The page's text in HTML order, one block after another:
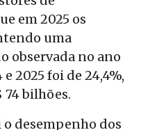
em 2025 os
uma
observada no ano
2025 foi de 24,4%,
74 bilhões.
desempenho dos